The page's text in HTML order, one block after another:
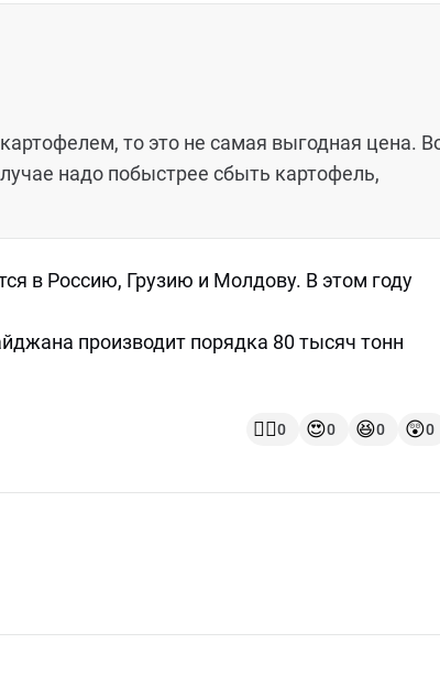
то это не самая выгодная цена.
надо побыстрее сбыть картофель,
в Россию, Грузию и Молдову. В этом году
производит порядка 80 тысяч тонн
👍🏻0 😍0 😆0 😲0